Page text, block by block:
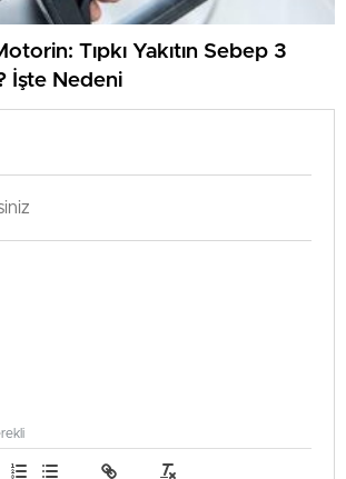
Tıpkı Yakıtın Sebep 3
İşte Nedeni